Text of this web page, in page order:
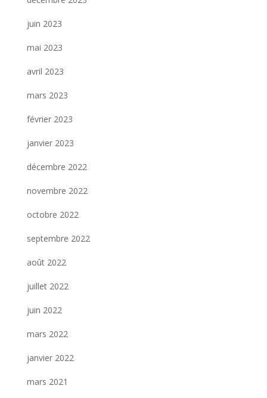
juin 2023
mai 2023
avril 2023
mars 2023
février 2023
janvier 2023
décembre 2022
novembre 2022
octobre 2022
septembre 2022
août 2022
juillet 2022
juin 2022
mars 2022
janvier 2022
mars 2021